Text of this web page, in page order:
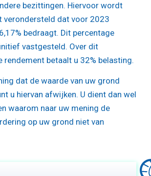
bezittingen. Hiervoor wordt
verondersteld dat voor 2023
bedraagt. Dit percentage
vastgesteld. Over dit
rendement betaalt u 32% belasting.
dat de waarde van uw grond
u hiervan afwijken. U dient dan wel
waarom naar uw mening de
op uw grond niet van